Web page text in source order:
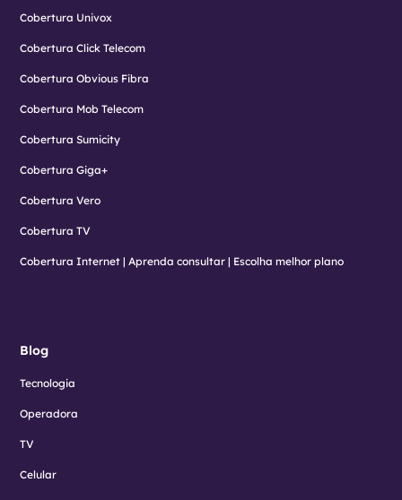
Cobertura Univox
Cobertura Click Telecom
Cobertura Obvious Fibra
Cobertura Mob Telecom
Cobertura Sumicity
Cobertura Giga+
Cobertura Vero
Cobertura TV
Cobertura Internet | Aprenda consultar | Escolha melhor plano
Blog
Tecnologia
Operadora
TV
Celular